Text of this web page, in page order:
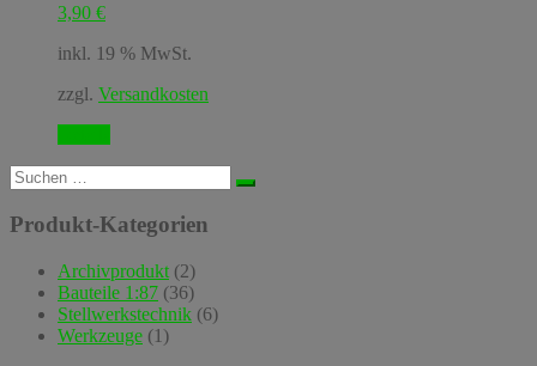
3,90 €
inkl. 19 % MwSt.
zzgl. Versandkosten
Suchen
nach:
Produkt-Kategorien
Archivprodukt (2)
Bauteile 1:87 (36)
Stellwerkstechnik (6)
Werkzeuge (1)